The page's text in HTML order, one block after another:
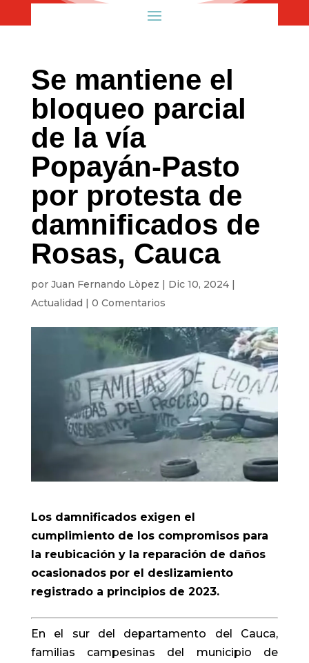
Se mantiene el
bloqueo parcial
de la vía
Popayán-Pasto
por protesta de
damnificados de
Rosas, Cauca
por Juan Fernando Lòpez | Dic 10, 2024|
Actualidad | 0 Comentarios
Los damnificados exigen el
cumplimiento de los compromisos para
la reubicación y la reparación de daños
ocasionados por el deslizamiento
registrado a principios de 2023.
En el sur del departamento del Cauca,
familias campesinas del municipio de